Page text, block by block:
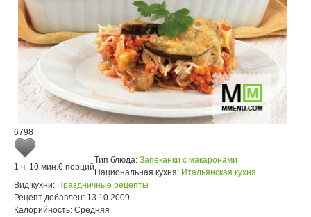
6798
1 ч. 10 мин.6 порций
Тип блюда: Запеканки с макаронами
Национальная кухня: Итальянская кухня
Вид кухни: Праздничные рецепты
Рецепт добавлен: 13.10.2009
Калорийность: Средняя